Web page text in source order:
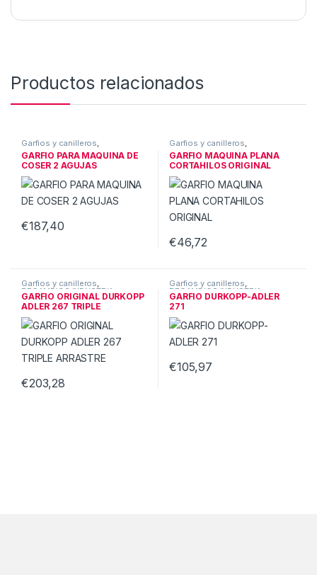
Productos relacionados
Garfios y canilleros
RECAMBIOS INDUSTRIA
GARFIO PARA MAQUINA DE
COSER 2 AGUJAS
€187,40
Garfios y canilleros
RECAMBIOS INDUSTRIA
GARFIO MAQUINA PLANA
CORTAHILOS ORIGINAL
€46,72
Garfios y canilleros,
RECAMBIOS INDUSTRIA
GARFIO ORIGINAL DURKOPP
ADLER 267 TRIPLE
ARRASTRE
€203,28
Garfios y canilleros,
RECAMBIOS INDUSTRIA
GARFIO DURKOPP-ADLER
271
€105,97